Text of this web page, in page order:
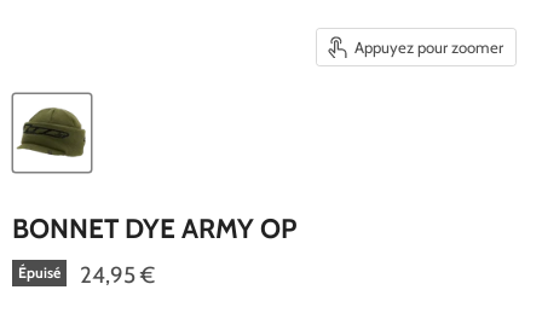
Appuyez pour zoomer
BONNET DYE ARMY OP
Épuisé 24,95 €